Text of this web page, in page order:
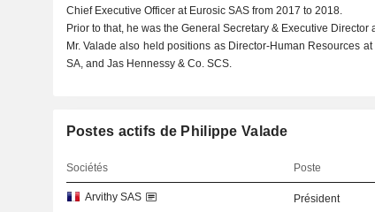
Chief Executive Officer at Eurosic SAS from 2017 to 2018.
Prior to that, he was the General Secretary & Executive Director
Mr. Valade also held positions as Director-Human Resources
SA, and Jas Hennessy & Co. SCS.
Postes actifs de Philippe Valade
Sociétés Poste
Arvithy SAS Président